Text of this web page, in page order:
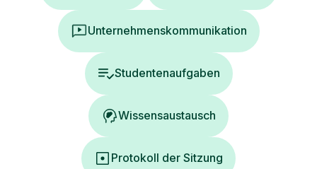
Unternehmenskommunikation
Studentenaufgaben
Wissensaustausch
Protokoll der Sitzung